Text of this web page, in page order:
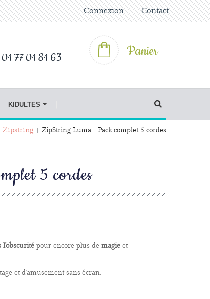
Connexion Contact
01 77 01 81 63 Panier
KIDULTES
Zipstring ZipString Luma - Pack complet 5 cordes
5 cordes
l'obscurité pour encore plus de magie et
et d’amusement sans écran.